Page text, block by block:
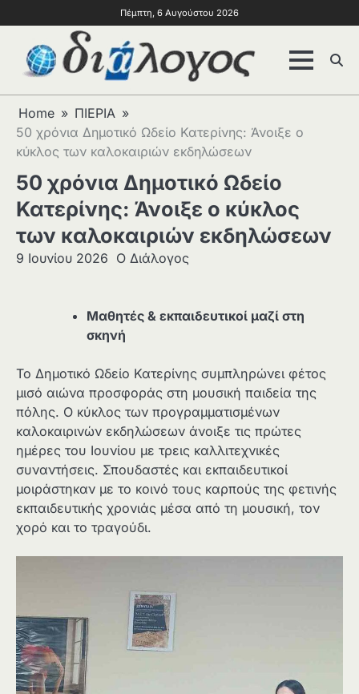
Πέμπτη, 6 Αυγούστου 2026
Home
ΠΙΕΡΙΑ
50 χρόνια Δημοτικό Ωδείο Κατερίνης: Άνοιξε ο
κύκλος των καλοκαιριών εκδηλώσεων
50 χρόνια Δημοτικό Ωδείο
Κατερίνης: Άνοιξε ο κύκλος
των καλοκαιριών εκδηλώσεων
9 Ιουνίου 2026 Ο Διάλογος
Μαθητές & εκπαιδευτικοί μαζί στη
σκηνή
Το Δημοτικό Ωδείο Κατερίνης συμπληρώνει φέτος
μισό αιώνα προσφοράς στη μουσική παιδεία της
πόλης. Ο κύκλος των προγραμματισμένων
καλοκαιρινών εκδηλώσεων άνοιξε τις πρώτες
ημέρες του Ιουνίου με τρεις καλλιτεχνικές
συναντήσεις. Σπουδαστές και εκπαιδευτικοί
μοιράστηκαν με το κοινό τους καρπούς της φετινής
εκπαιδευτικής χρονιάς μέσα από τη μουσική, τον
χορό και το τραγούδι.